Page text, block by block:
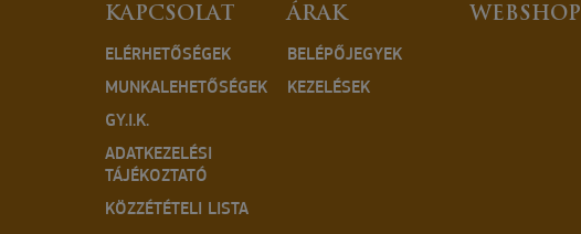
KAPCSOLAT
ELÉRHETŐSÉGEK
MUNKALEHETŐSÉGEK
GY.I.K.
ADATKEZELÉSI
TÁJÉKOZTATÓ
KÖZZÉTÉTELI LISTA
ÁRAK
BELÉPŐJEGYEK
KEZELÉSEK
WEBSHOP